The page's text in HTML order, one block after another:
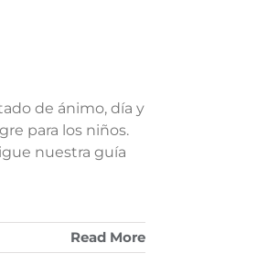
de ánimo, día y
para los niños.
nuestra guía
Read More